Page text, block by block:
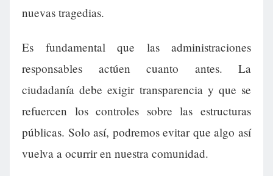
nuevas tragedias.
Es fundamental que las administraciones
responsables actúen cuanto antes. La
ciudadanía debe exigir transparencia y que se
refuercen los controles sobre las estructuras
públicas. Solo así, podremos evitar que algo así
vuelva a ocurrir en nuestra comunidad.